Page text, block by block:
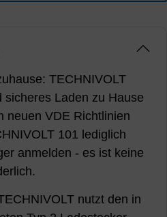
TECHNIVOLT
sicheres Laden zu Hause
neuen VDE Richtlinien
101 lediglich
anmelden - es ist keine
nutzt den in